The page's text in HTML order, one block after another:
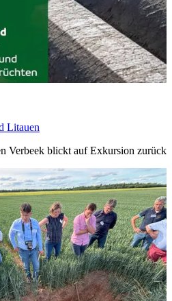
Litauen
Verbeek blickt auf Exkursion zurück